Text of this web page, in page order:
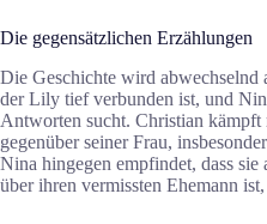
Die gegensätzlichen Erzählungen
Die Geschichte wird abwechselnd
der Lily tief verbunden ist, und
Antworten sucht. Christian kämpft
gegenüber seiner Frau,
Nina hingegen empfindet, dass
über ihren vermissten Ehemann